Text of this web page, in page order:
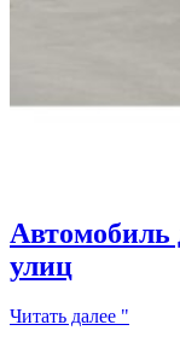
Автомобиль
улиц
Читать далее "